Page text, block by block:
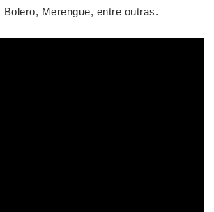
Bolero, Merengue, entre outras.